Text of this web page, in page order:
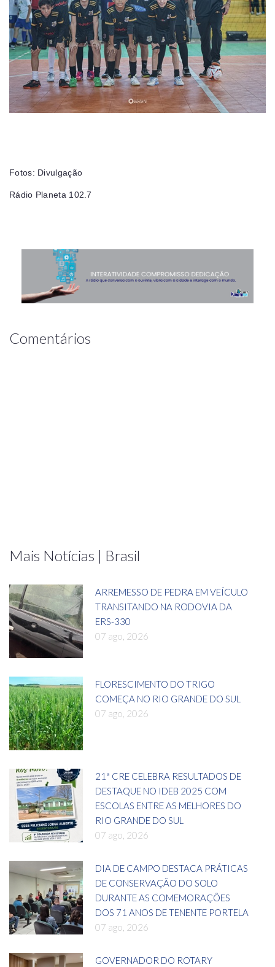
Fotos: Divulgação
Rádio Planeta 102.7
Comentários
Mais Notícias | Brasil
ARREMESSO DE PEDRA EM VEÍCULO
TRANSITANDO NA RODOVIA DA
ERS-330
07 ago, 2026
FLORESCIMENTO DO TRIGO
COMEÇA NO RIO GRANDE DO SUL
07 ago, 2026
21ª CRE CELEBRA RESULTADOS DE
DESTAQUE NO IDEB 2025 COM
ESCOLAS ENTRE AS MELHORES DO
RIO GRANDE DO SUL
07 ago, 2026
DIA DE CAMPO DESTACA PRÁTICAS
DE CONSERVAÇÃO DO SOLO
DURANTE AS COMEMORAÇÕES
DOS 71 ANOS DE TENENTE PORTELA
07 ago, 2026
GOVERNADOR DO ROTARY